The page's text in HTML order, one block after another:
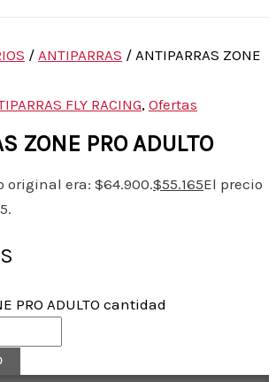
/ ANTIPARRAS / ANTIPARRAS ZONE
FLY RACING, Ofertas
ZONE PRO ADULTO
original era: $64.900.$55.165El precio
PRO ADULTO cantidad